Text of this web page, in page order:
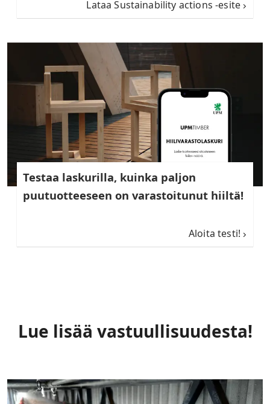
Lataa Sustainability actions -esite
Testaa laskurilla, kuinka paljon
puutuotteeseen on varastoitunut hiiltä!
Aloita testi!
Lue lisää vastuullisuudesta!